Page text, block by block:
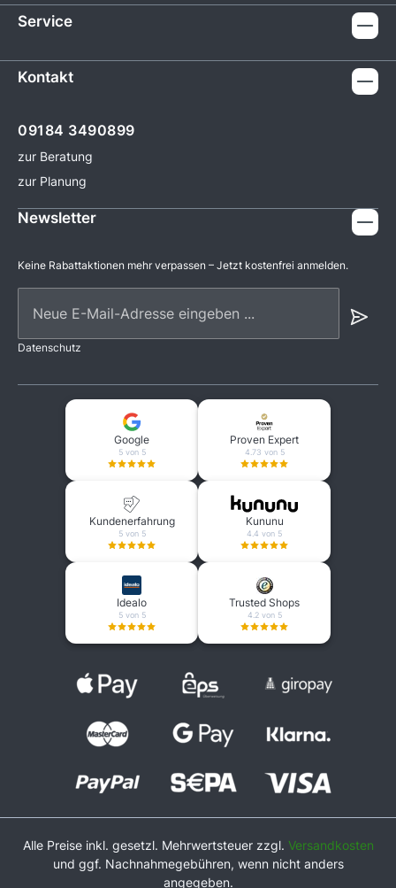
Service
Kontakt
09184 3490899
zur Beratung
zur Planung
Newsletter
Keine Rabattaktionen mehr verpassen – Jetzt kostenfrei anmelden.
Datenschutz
Google
5 von 5
Proven Expert
4.73 von 5
Kundenerfahrung
5 von 5
Kununu
4.4 von 5
Idealo
5 von 5
Trusted Shops
4.2 von 5
Alle Preise inkl. gesetzl. Mehrwertsteuer zzgl. Versandkosten
und ggf. Nachnahmegebühren, wenn nicht anders
angegeben.